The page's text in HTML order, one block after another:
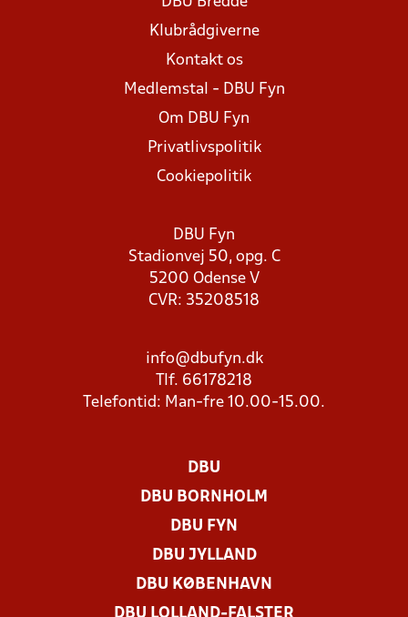
Klubrådgiverne
Kontakt os
Medlemstal - DBU Fyn
Om DBU Fyn
Privatlivspolitik
Cookiepolitik
DBU Fyn
Stadionvej 50, opg. C
5200 Odense V
CVR: 35208518
info@dbufyn.dk
Tlf. 66178218
Telefontid: Man-fre 10.00-15.00.
DBU
DBU BORNHOLM
DBU FYN
DBU JYLLAND
DBU KØBENHAVN
DBU LOLLAND-FALSTER